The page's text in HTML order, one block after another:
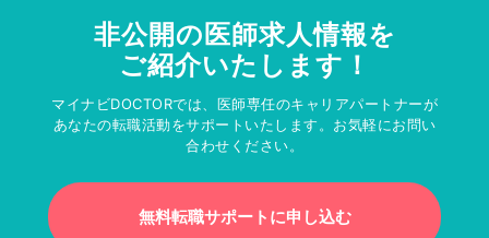
非公開の医師求人情報を
ご紹介いたします！
マイナビDOCTORでは、医師専任のキャリアパートナーが
あなたの転職活動をサポートいたします。お気軽にお問い
合わせください。
無料転職サポートに申し込む